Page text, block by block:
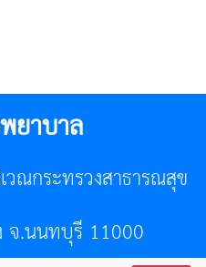
ยาบาล
ณกระทรวงสาธารณสุข
จ.นนทบุรี 11000